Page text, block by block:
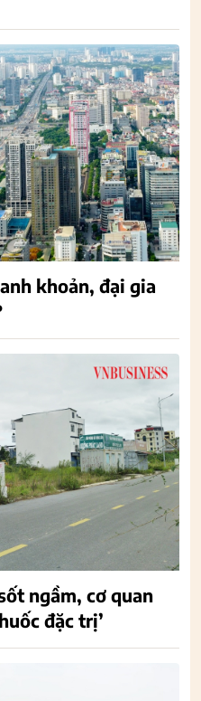
khoản, đại gia
ngầm, cơ quan
đặc trị’